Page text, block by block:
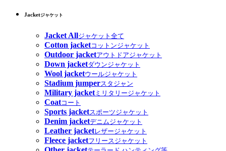
Jacketジャケット
Jacket Allジャケット全て
Cotton jacketコットンジャケット
Outdoor jacketアウトドアジャケット
Down jacketダウンジャケット
Wool jacketウールジャケット
Stadium jumperスタジャン
Military jacketミリタリージャケット
Coatコート
Sports jacketスポーツジャケット
Denim jacketデニムジャケット
Leather jacketレザージャケット
Fleece jacketフリースジャケット